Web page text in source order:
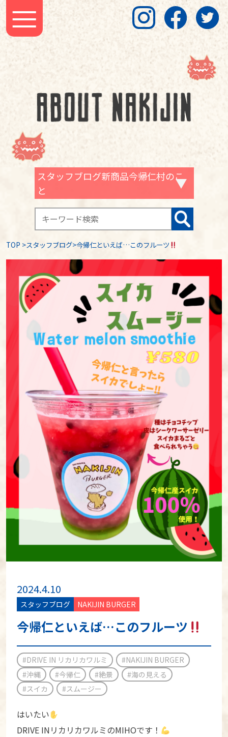
スタッフブログ新商品今帰仁村のこ
と
TOP >スタッフブログ>今帰仁といえば…このフルーツ
2024.4.10
スタッフブログ NAKIJIN BURGER
今帰仁といえば…このフルーツ
#DRIVE IN リカリカワルミ
#NAKIJIN BURGER
#沖縄
#今帰仁 #絶景
#海の見える
#スイカ
#スムージー
はいたい
DRIVE INリカリカワルミのMIHOです！